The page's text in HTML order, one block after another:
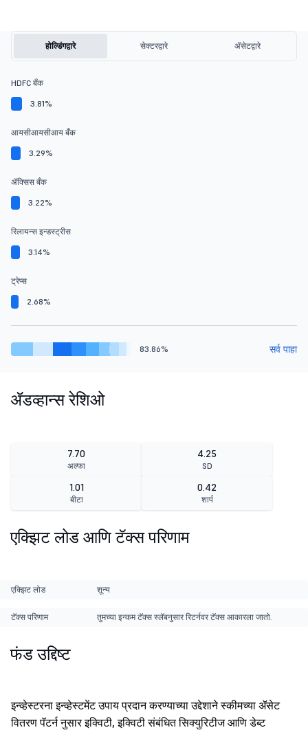
होल्डिंगद्वारे सेक्टरद्वारे ॲसेटद्वारे
HDFC बँक
3.81%
आयसीआयसीआय बँक
3.29%
ॲक्सिस बँक
3.22%
रिलायन्स इन्डस्ट्रीस
3.14%
ट्रेप्स
2.68%
83.86% सर्व पाहा
ॲडव्हान्स रेशिओ
7.70
अल्फा
4.25
SD
1.01
बीटा
0.42
शार्प
एक्झिट लोड आणि टॅक्स परिणाम
एक्झिट लोड शून्य
टॅक्स परिणाम तुमच्या इन्कम टॅक्स स्लॅबनुसार रिटर्नवर टॅक्स आकारला जातो.
फंड उद्दिष्ट
इन्व्हेस्टरना इन्व्हेस्टमेंट उपाय प्रदान करण्याच्या उद्देशाने स्कीमच्या ॲसेट
वितरण पॅटर्न नुसार इक्विटी, इक्विटी संबंधित सिक्युरिटीज आणि डेब्ट